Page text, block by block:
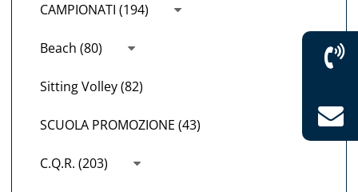
CAMPIONATI (194)
Beach (80)
Sitting Volley (82)
SCUOLA PROMOZIONE (43)
C.Q.R. (203)